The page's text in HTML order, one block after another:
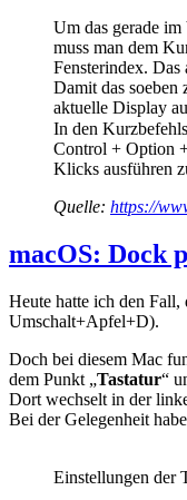
Um das gerade
muss man dem
Fensterindex.
Damit das
aktuelle Display
In den
Control + Option
Klicks ausführen
Quelle: https://
macOS: Dock
Heute hatte ich den Fall,
Umschalt+Apfel+D).
Doch bei diesem Mac
dem Punkt „Tastatur“
Dort wechselt in der
Bei der Gelegenheit
Einstellungen der